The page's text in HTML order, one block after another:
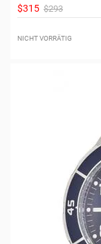
$315 $293
NICHT VORRÄTIG